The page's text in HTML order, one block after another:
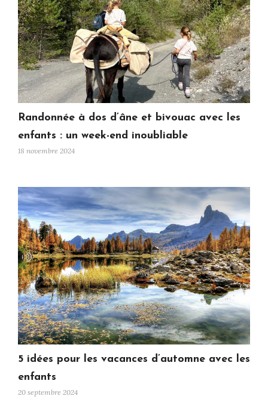
Randonnée à dos d’âne et bivouac avec les
enfants : un week-end inoubliable
18 novembre 2024
5 idées pour les vacances d’automne avec les
enfants
20 septembre 2024